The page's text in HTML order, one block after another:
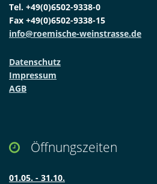
Tel. +49(0)6502-9338-0
Fax +49(0)6502-9338-15
info@roemische-weinstrasse.de
Datenschutz
Impressum
AGB
 Öffnungszeiten
01.05. - 31.10.